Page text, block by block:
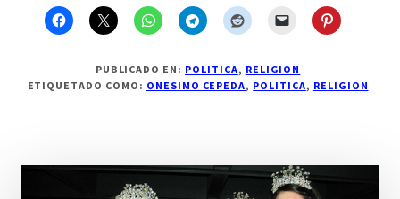
PUBLICADO EN: POLITICA, RELIGION
ETIQUETADO COMO: ONESIMO CEPEDA, POLITICA, RELIGION